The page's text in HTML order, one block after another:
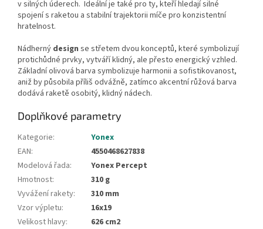
v silných úderech. Ideální je také pro ty, kteří hledají silné
spojení s raketou a stabilní trajektorii míče pro konzistentní
hratelnost.
Nádherný design se střetem dvou konceptů, které symbolizují
protichůdné prvky, vytváří klidný, ale přesto energický vzhled.
Základní olivová barva symbolizuje harmonii a sofistikovanost,
aniž by působila příliš odvážně, zatímco akcentní růžová barva
dodává raketě osobitý, klidný nádech.
Doplňkové parametry
Kategorie:
Yonex
EAN:
4550468627838
Modelová řada:
Yonex Percept
Hmotnost:
310 g
Vyvážení rakety:
310 mm
Vzor výpletu:
16x19
Velikost hlavy:
626 cm2